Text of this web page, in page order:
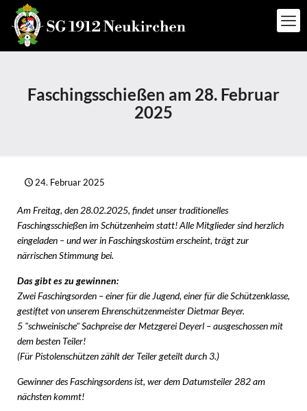
Faschingsschießen am 28. Februar
2025
24. Februar 2025
Am Freitag, den 28.02.2025, findet unser traditionelles
Faschingsschießen im Schützenheim statt! Alle Mitglieder sind herzlich
eingeladen – und wer in Faschingskostüm erscheint, trägt zur
närrischen Stimmung bei.
Das gibt es zu gewinnen:
Zwei Faschingsorden – einer für die Jugend, einer für die Schützenklasse,
gestiftet von unserem Ehrenschützenmeister Dietmar Beyer.
5 "schweinische" Sachpreise der Metzgerei Deyerl – ausgeschossen mit
dem besten Teiler!
(Für Pistolenschützen zählt der Teiler geteilt durch 3.)
Gewinner des Faschingsordens ist, wer dem Datumsteiler 282 am
nächsten kommt!